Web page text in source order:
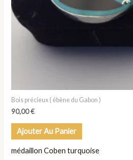
Bois précieux ( ébène du Gabon )
90,00€
Ajouter Au Panier
médaillon Coben turquoise